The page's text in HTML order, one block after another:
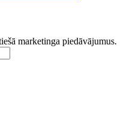
marketinga piedāvājumus.